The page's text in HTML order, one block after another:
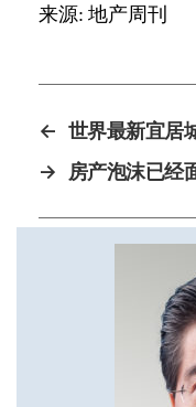
来源: 地产周刊
← 世界最新宜居
→
房产泡沫已经